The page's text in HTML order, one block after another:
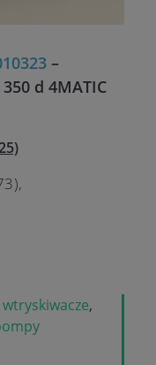
–
d 4MATIC
wtryskiwacze,